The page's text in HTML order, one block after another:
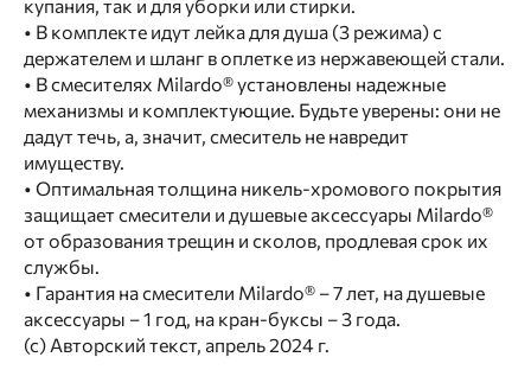
купания, так и для уборки или стирки.
• В комплекте идут лейка для душа (3 режима) с
держателем и шланг в оплетке из нержавеющей стали.
• В смесителях Milardo® установлены надежные
механизмы и комплектующие. Будьте уверены: они не
дадут течь, а, значит, смеситель не навредит
имуществу.
• Оптимальная толщина никель-хромового покрытия
защищает смесители и душевые аксессуары Milardo®
от образования трещин и сколов, продлевая срок их
службы.
• Гарантия на смесители Milardo® – 7 лет, на душевые
аксессуары – 1 год, на кран-буксы – 3 года.
(с) Авторский текст, апрель 2024 г.